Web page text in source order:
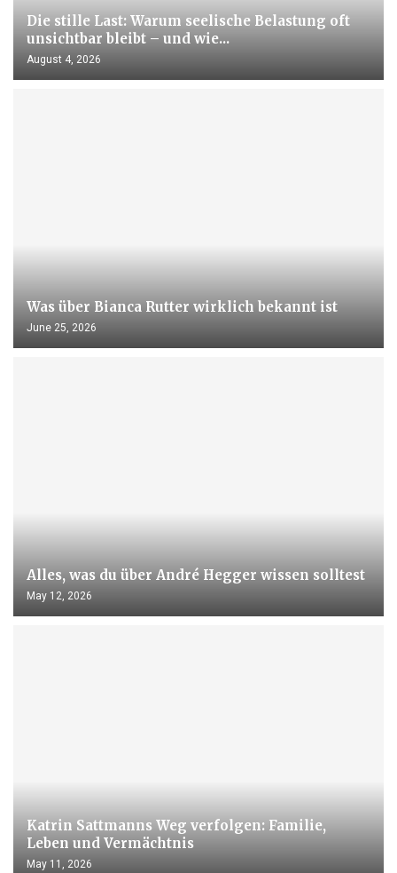
Die stille Last: Warum seelische Belastung oft
unsichtbar bleibt – und wie...
August 4, 2026
Was über Bianca Rutter wirklich bekannt ist
June 25, 2026
Alles, was du über André Hegger wissen solltest
May 12, 2026
Katrin Sattmanns Weg verfolgen: Familie,
Leben und Vermächtnis
May 11, 2026